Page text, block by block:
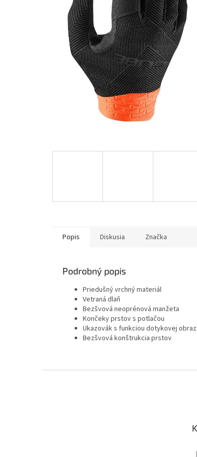
Popis Diskusia Značka
Podrobný popis
Priedušný vrchný materiál
Vetraná dlaň
Bezšvová neoprénová manžeta
Končeky prstov s potlačou
Ukazovák s funkciou dotykovej
Bezšvová konštrukcia prstov